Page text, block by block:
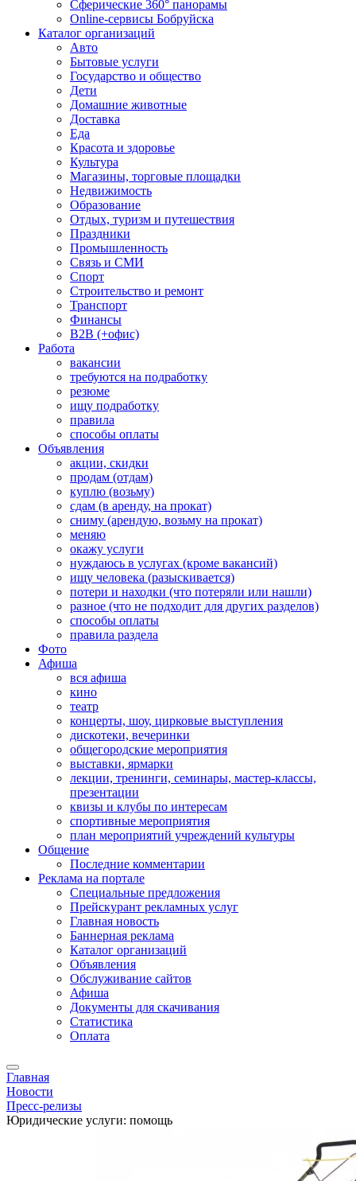
Сферические 360° панорамы
Online-сервисы Бобруйска
Каталог организаций
Авто
Бытовые услуги
Государство и общество
Дети
Домашние животные
Доставка
Еда
Красота и здоровье
Культура
Магазины, торговые площадки
Недвижимость
Образование
Отдых, туризм и путешествия
Праздники
Промышленность
Связь и СМИ
Спорт
Строительство и ремонт
Транспорт
Финансы
B2B (+офис)
Работа
вакансии
требуются на подработку
резюме
ищу подработку
правила
способы оплаты
Объявления
акции, скидки
продам (отдам)
куплю (возьму)
сдам (в аренду, на прокат)
сниму (арендую, возьму на прокат)
меняю
окажу услуги
нуждаюсь в услугах (кроме вакансий)
ищу человека (разыскивается)
потери и находки (что потеряли или нашли)
разное (что не подходит для других разделов)
способы оплаты
правила раздела
Фото
Афиша
вся афиша
кино
театр
концерты, шоу, цирковые выступления
дискотеки, вечеринки
общегородские мероприятия
выставки, ярмарки
лекции, тренинги, семинары, мастер-классы,
презентации
квизы и клубы по интересам
спортивные мероприятия
план мероприятий учреждений культуры
Общение
Последние комментарии
Реклама на портале
Специальные предложения
Прейскурант рекламных услуг
Главная новость
Баннерная реклама
Каталог организаций
Объявления
Обслуживание сайтов
Афиша
Документы для скачивания
Статистика
Оплата
Главная
Новости
Пресс-релизы
Юридические услуги: помощь